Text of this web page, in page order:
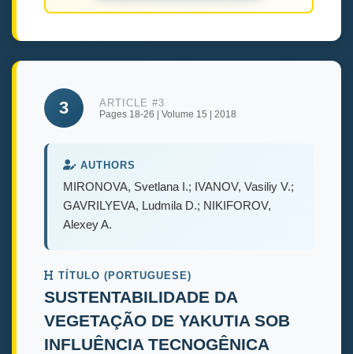
3 ARTICLE #3
Pages 18-26 | Volume 15 | 2018
AUTHORS
MIRONOVA, Svetlana I.; IVANOV, Vasiliy V.;
GAVRILYEVA, Ludmila D.; NIKIFOROV,
Alexey A.
TÍTULO (PORTUGUESE)
SUSTENTABILIDADE DA
VEGETAÇÃO DE YAKUTIA SOB
INFLUÊNCIA TECNOGÊNICA